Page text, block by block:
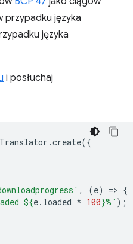
przypadku języka
języka
i posłuchaj
Translator .create({
, (e) => {
${e. loaded * 100}%` );